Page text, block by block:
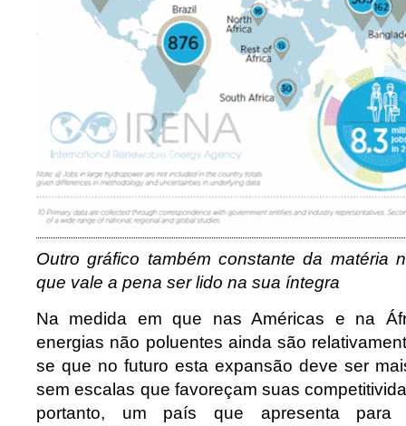
Outro gráfico também constante da matéria
que vale a pena ser lido na sua íntegra
Na medida em que nas Américas e na
energias não poluentes ainda são
se que no futuro esta expansão deve ser
sem escalas que favoreçam suas
portanto, um país que apresenta para